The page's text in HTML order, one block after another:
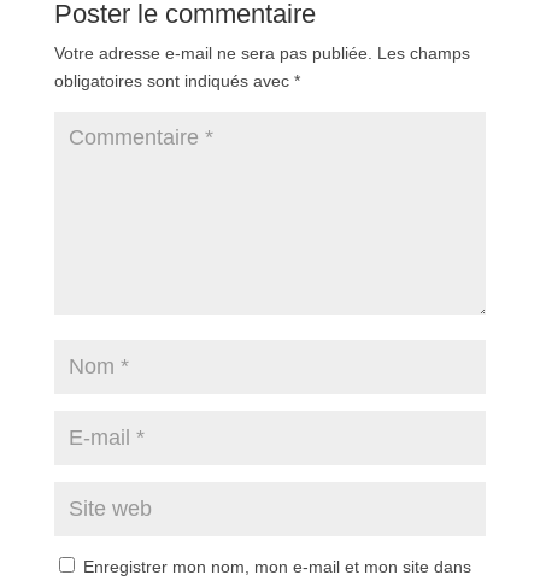
Poster le commentaire
Votre adresse e-mail ne sera pas publiée.
Les champs
obligatoires sont indiqués avec *
Enregistrer mon nom, mon e-mail et mon site dans